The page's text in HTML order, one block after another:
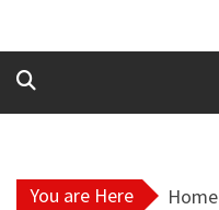
You are Here Home